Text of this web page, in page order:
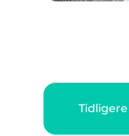
Tidligere